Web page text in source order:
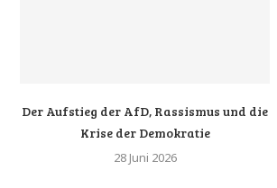
Der Aufstieg der AfD, Rassismus und die
Krise der Demokratie
28 Juni 2026